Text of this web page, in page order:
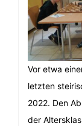
Vor etwa
letzten
2022. Den
der